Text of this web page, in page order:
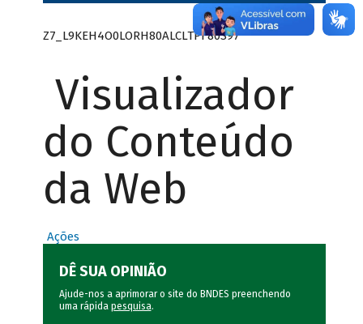
Z7_L9KEH4O0LORH80ALCLTPF80S97
Visualizador
do Conteúdo
da Web
Ações
DÊ SUA OPINIÃO
Ajude-nos a aprimorar o site do BNDES preenchendo
uma rápida pesquisa.